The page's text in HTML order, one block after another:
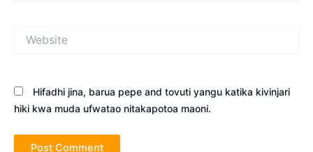
Hifadhi jina, barua pepe and tovuti yangu katika kivinjari
hiki kwa muda ufwatao nitakapotoa maoni.